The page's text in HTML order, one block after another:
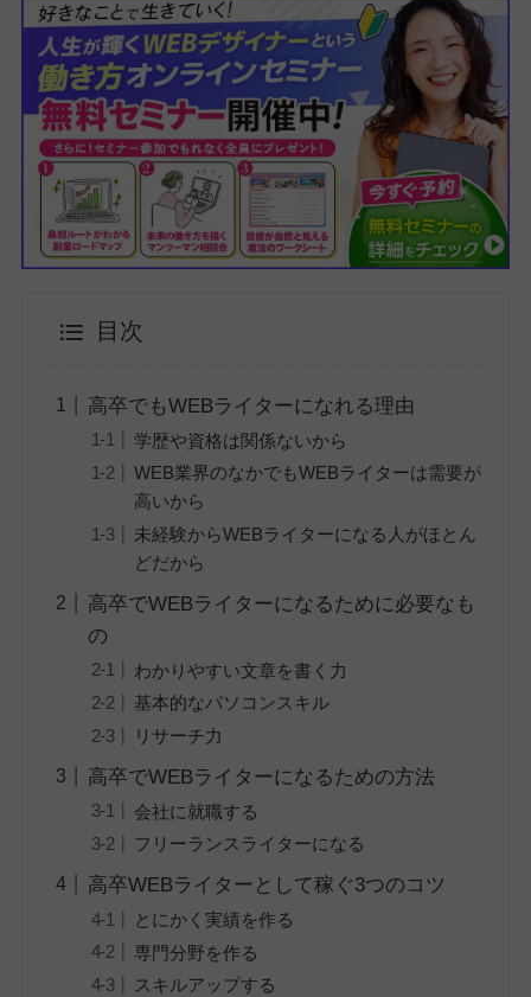
目次
高卒でもWEBライターになれる理由
学歴や資格は関係ないから
WEB業界のなかでもWEBライターは需要が
高いから
未経験からWEBライターになる人がほとん
どだから
高卒でWEBライターになるために必要なも
の
わかりやすい文章を書く力
基本的なパソコンスキル
リサーチ力
高卒でWEBライターになるための方法
会社に就職する
フリーランスライターになる
高卒WEBライターとして稼ぐ3つのコツ
とにかく実績を作る
専門分野を作る
スキルアップする